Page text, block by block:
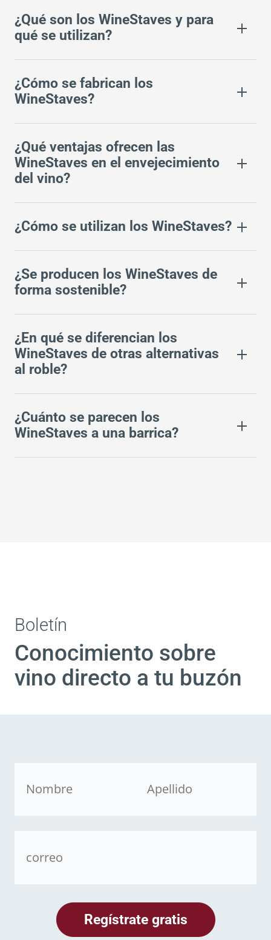
¿Qué son los WineStaves y para
qué se utilizan?
¿Cómo se fabrican los
WineStaves?
¿Qué ventajas ofrecen las
WineStaves en el envejecimiento
del vino?
¿Cómo se utilizan los WineStaves?
¿Se producen los WineStaves de
forma sostenible?
¿En qué se diferencian los
WineStaves de otras alternativas
al roble?
¿Cuánto se parecen los
WineStaves a una barrica?
Boletín
Conocimiento sobre
vino directo a tu buzón